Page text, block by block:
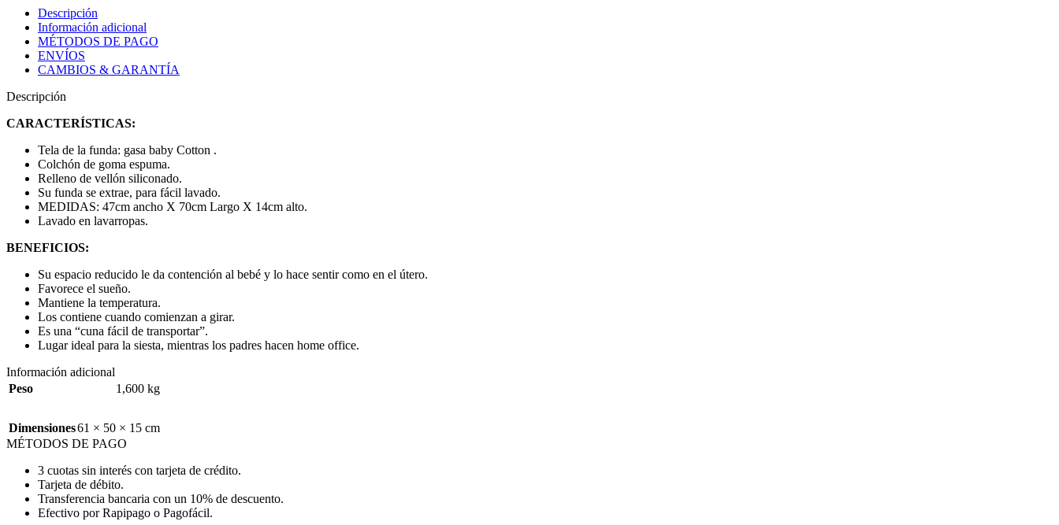
Descripción
Información adicional
MÉTODOS DE PAGO
ENVÍOS
CAMBIOS & GARANTÍA
Descripción
CARACTERÍSTICAS:
Tela de la funda: gasa baby Cotton .
Colchón de goma espuma.
Relleno de vellón siliconado.
Su funda se extrae, para fácil lavado.
MEDIDAS: 47cm ancho X 70cm Largo X 14cm alto.
Lavado en lavarropas.
BENEFICIOS:
Su espacio reducido le da contención al bebé y lo hace sentir como en el útero.
Favorece el sueño.
Mantiene la temperatura.
Los contiene cuando comienzan a girar.
Es una “cuna fácil de transportar”.
Lugar ideal para la siesta, mientras los padres hacen home office.
Información adicional
Peso
1,600 kg
Dimensiones61 × 50 × 15 cm
MÉTODOS DE PAGO
3 cuotas sin interés con tarjeta de crédito.
Tarjeta de débito.
Transferencia bancaria con un 10% de descuento.
Efectivo por Rapipago o Pagofácil.